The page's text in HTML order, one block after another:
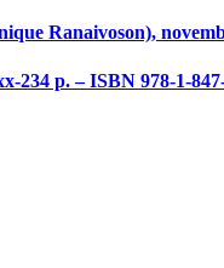
Ranaivoson),
-234 p. – ISBN 978-1-